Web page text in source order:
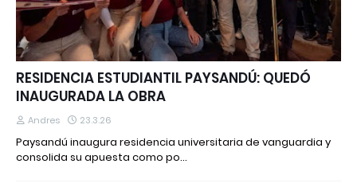
RESIDENCIA ESTUDIANTIL PAYSANDÚ: QUEDÓ
INAUGURADA LA OBRA
Andres 23.3.26
Paysandú inaugura residencia universitaria de vanguardia y
consolida su apuesta como po…